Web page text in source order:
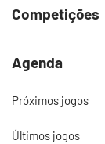
Competições
Agenda
Próximos jogos
Últimos jogos